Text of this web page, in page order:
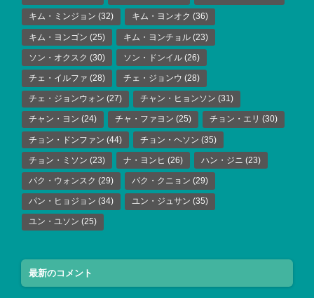
キム・ミンジョン (32) キム・ヨンオク (36)
キム・ヨンゴン (25) キム・ヨンチョル (23)
ソン・オクスク (30) ソン・ドンイル (26)
チェ・イルファ (28) チェ・ジョンウ (28)
チェ・ジョンウォン (27) チャン・ヒョンソン (31)
チャン・ヨン (24) チャ・ファヨン (25) チョン・エリ (30)
チョン・ドンファン (44) チョン・ヘソン (35)
チョン・ミソン (23) ナ・ヨンヒ (26) ハン・ジニ (23)
パク・ウォンスク (29) パク・クニョン (29)
パン・ヒョジョン (34) ユン・ジュサン (35)
ユン・ユソン (25)
最新のコメント